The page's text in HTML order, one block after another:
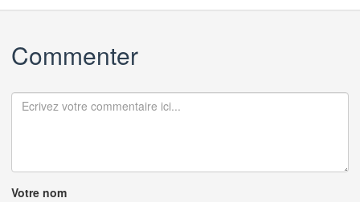
Commenter
Votre nom